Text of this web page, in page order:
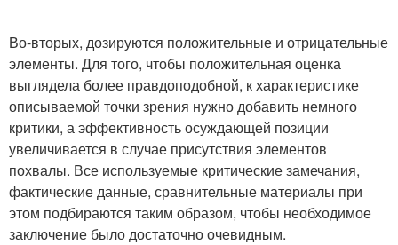
Во-вторых, дозируются положительные и отрицательные
элементы. Для того, чтобы положительная оценка
выглядела более правдоподобной, к характеристике
описываемой точки зрения нужно добавить немного
критики, а эффективность осуждающей позиции
увеличивается в случае присутствия элементов
похвалы. Все используемые критические замечания,
фактические данные, сравнительные материалы при
этом подбираются таким образом, чтобы необходимое
заключение было достаточно очевидным.